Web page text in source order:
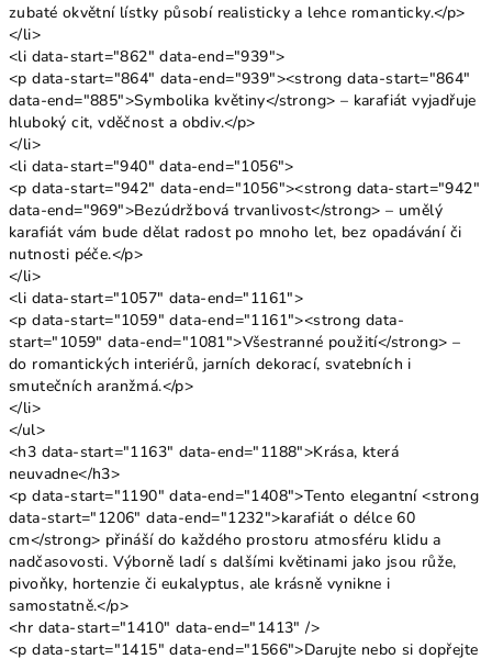
zubaté okvětní lístky působí realisticky a lehce romanticky.</p>
</li>
<li data-start="862" data-end="939">
<p data-start="864" data-end="939"><strong data-start="864"
data-end="885">Symbolika květiny</strong> – karafiát vyjadřuje
hluboký cit, vděčnost a obdiv.</p>
</li>
<li data-start="940" data-end="1056">
<p data-start="942" data-end="1056"><strong data-start="942"
data-end="969">Bezúdržbová trvanlivost</strong> – umělý
karafiát vám bude dělat radost po mnoho let, bez opadávání či
nutnosti péče.</p>
</li>
<li data-start="1057" data-end="1161">
<p data-start="1059" data-end="1161"><strong data-
start="1059" data-end="1081">Všestranné použití</strong> –
do romantických interiérů, jarních dekorací, svatebních i
smutečních aranžmá.</p>
</li>
</ul>
<h3 data-start="1163" data-end="1188">Krása, která
neuvadne</h3>
<p data-start="1190" data-end="1408">Tento elegantní <strong
data-start="1206" data-end="1232">karafiát o délce 60
cm</strong> přináší do každého prostoru atmosféru klidu a
nadčasovosti. Výborně ladí s dalšími květinami jako jsou růže,
pivoňky, hortenzie či eukalyptus, ale krásně vynikne i
samostatně.</p>
<hr data-start="1410" data-end="1413" />
<p data-start="1415" data-end="1566">Darujte nebo si dopřejte